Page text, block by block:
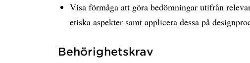
Visa förmåga att göra bedömningar utifrån
etiska aspekter samt applicera dessa på
Behörighetskrav